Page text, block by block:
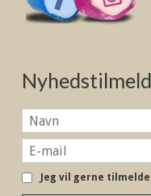
Jeg vil gerne